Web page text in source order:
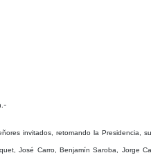
invitados, retomando la Presidencia,
José Carro, Benjamín Saroba, Jorge